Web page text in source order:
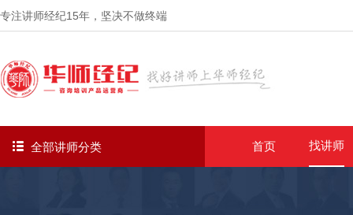
专注讲师经纪15年 ，坚决不做终端
全部讲师分类 首页 找讲师